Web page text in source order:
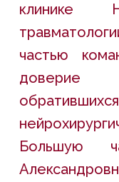
клинике
частью
доверие
Большую